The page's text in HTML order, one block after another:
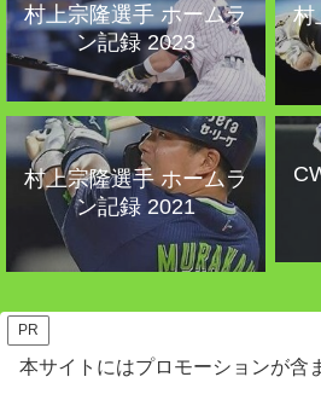
村上宗隆選手 ホームラ
ン記録 2023
村
村上宗隆選手 ホームラ
ン記録 2021
PR
本サイトにはプロモーションが含